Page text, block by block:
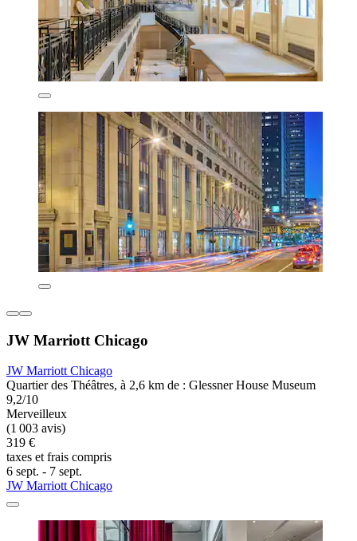
JW Marriott Chicago
JW Marriott Chicago
Quartier des Théâtres, à 2,6 km de : Glessner House Museum
9,2/10
Merveilleux
(1 003 avis)
319 €
taxes et frais compris
6 sept. - 7 sept.
JW Marriott Chicago